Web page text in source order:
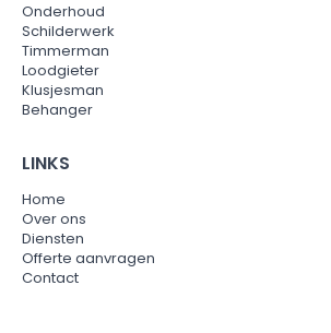
Onderhoud
Schilderwerk
Timmerman
Loodgieter
Klusjesman
Behanger
LINKS
Home
Over ons
Diensten
Offerte aanvragen
Contact